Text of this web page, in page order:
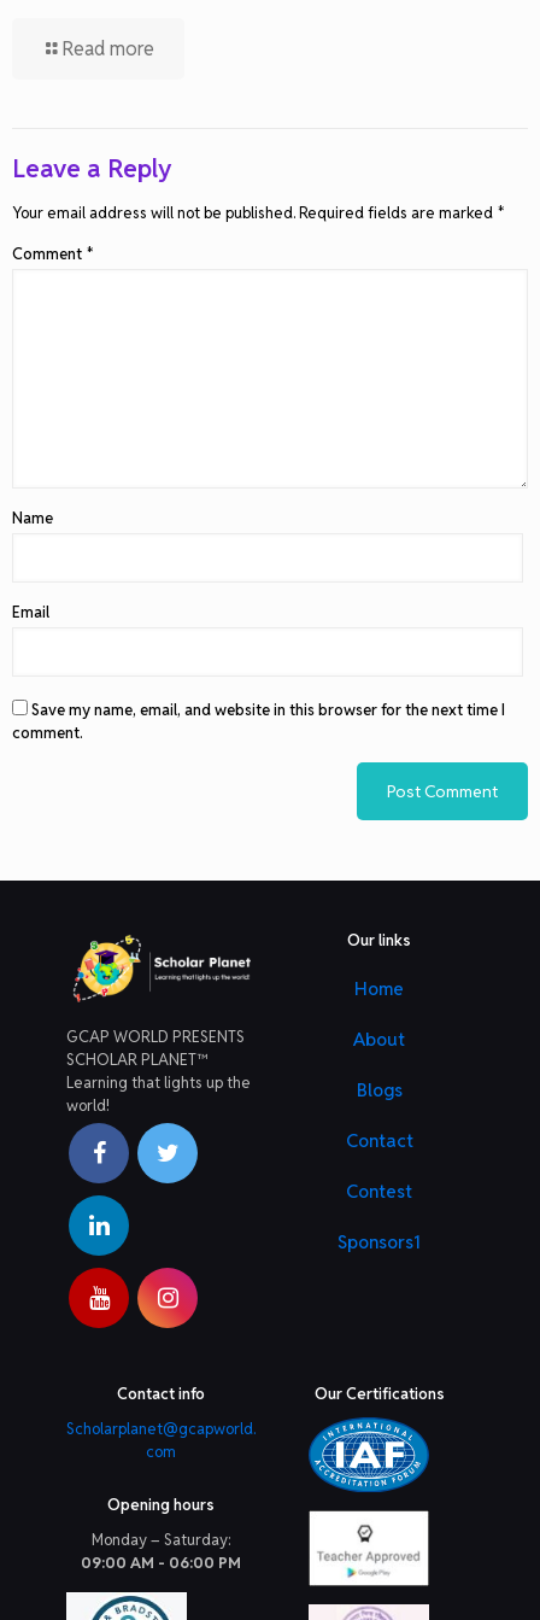
Read more
Leave a Reply
Your email address will not be published.Required fields are marked *
Comment *
Name
Email
Save my name, email, and website in this browser for the next time I
comment.
GCAP WORLD PRESENTS
SCHOLAR PLANET™
Learning that lights up the
world!
Our links
Home
About
Blogs
Contact
Contest
Sponsors1
Contact info
Scholarplanet@gcapworld.
com
Opening hours
Monday – Saturday:
09:00 AM - 06:00 PM
Our Certifications